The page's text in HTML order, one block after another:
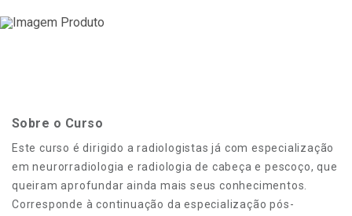
Sobre o Curso
Este curso é dirigido a radiologistas já com especialização
em neurorradiologia e radiologia de cabeça e pescoço, que
queiram aprofundar ainda mais seus conhecimentos.
Corresponde à continuação da especialização pós-